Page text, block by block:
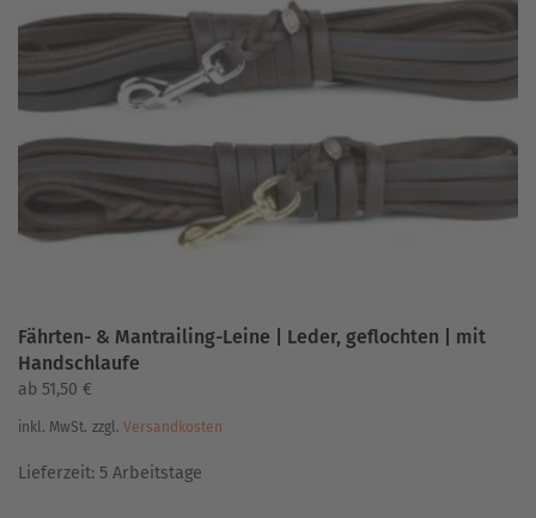
Die
Optionen
können
auf
der
gewählt
werden
Fährten- & Mantrailing-Leine | Leder, geflochten | mit
Handschlaufe
ab 51,50 €
inkl. MwSt. zzgl. Versandkosten
Lieferzeit: 5 Arbeitstage